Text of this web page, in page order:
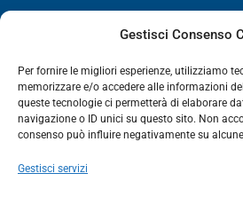
Gestisci Consenso
Per fornire le migliori esperienze, utilizziamo
memorizzare e/o accedere alle informazioni
queste tecnologie ci permetterà di elaborare
navigazione o ID unici su questo sito. Non
consenso può influire negativamente su
Gestisci servizi
Chiuso